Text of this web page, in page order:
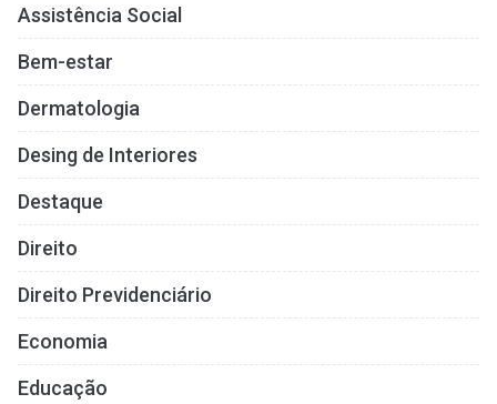
Assistência Social
Bem-estar
Dermatologia
Desing de Interiores
Destaque
Direito
Direito Previdenciário
Economia
Educação